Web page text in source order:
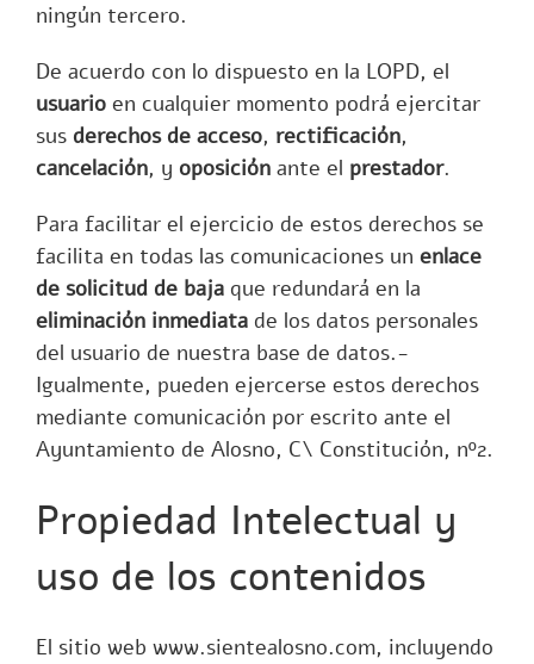
ningún tercero.
De acuerdo con lo dispuesto en la LOPD, el
usuario en cualquier momento podrá ejercitar
sus derechos de acceso, rectificación,
cancelación, y oposición ante el prestador.
Para facilitar el ejercicio de estos derechos se
facilita en todas las comunicaciones un enlace
de solicitud de baja que redundará en la
eliminación inmediata de los datos personales
del usuario de nuestra base de datos.-
Igualmente, pueden ejercerse estos derechos
mediante comunicación por escrito ante el
Ayuntamiento de Alosno, C\ Constitución, nº2.
Propiedad Intelectual y
uso de los contenidos
El sitio web www.sientealosno.com, incluyendo